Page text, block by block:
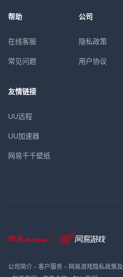
帮助
在线客服
常见问题
公司
隐私政策
用户协议
友情链接
UU远程
UU加速器
网易千千壁纸
公司简介- 客户服务- 网易游戏隐私政策